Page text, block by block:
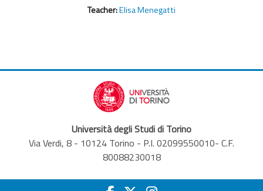
Teacher:Elisa Menegatti
Università degli Studi di Torino
Via Verdi, 8 - 10124 Torino - P.I. 02099550010- C.F.
80088230018